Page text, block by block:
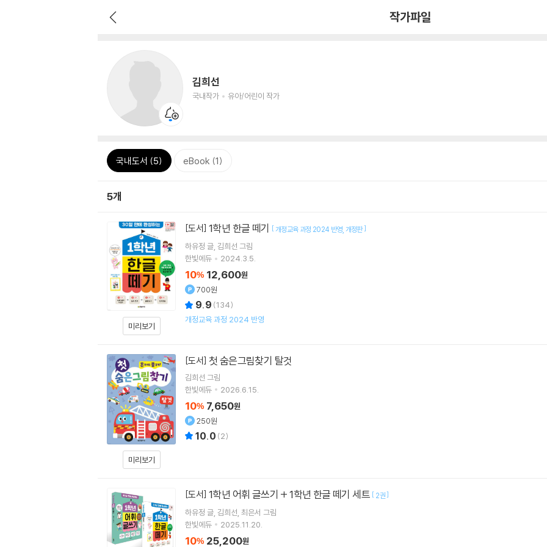
작가파일
김희선
국내작가 유아/어린이 작가
국내도서 (5) eBook (1)
5개
미리보기
[도서] 1학년 한글 떼기 [개정교육 과정 2024 반영 개정판]
하유정 글 김희선 그림
한빛에듀
2024.3.5.
10% 12,600원
700원
9.9 (134)
개정교육 과정 2024 반영
미리보기
[도서] 첫 숨은그림찾기 탈것
김희선 그림
한빛에듀
2026.6.15.
10% 7,650원
250원
10.0 (2)
[도서] 1학년 어휘 글쓰기 + 1학년 한글 떼기 세트 [ 2권]
하유정 글 김희선 최은서 그림
한빛에듀
2025.11.20.
10% 25,200원